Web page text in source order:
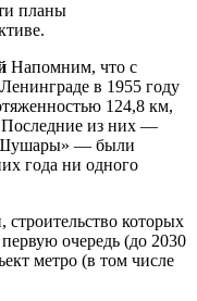
планы
Напомним, что с
в 1955 году
124,8 км,
Последние из них —
— были
года ни одного
которых
очередь (до 2030
метро (в том числе